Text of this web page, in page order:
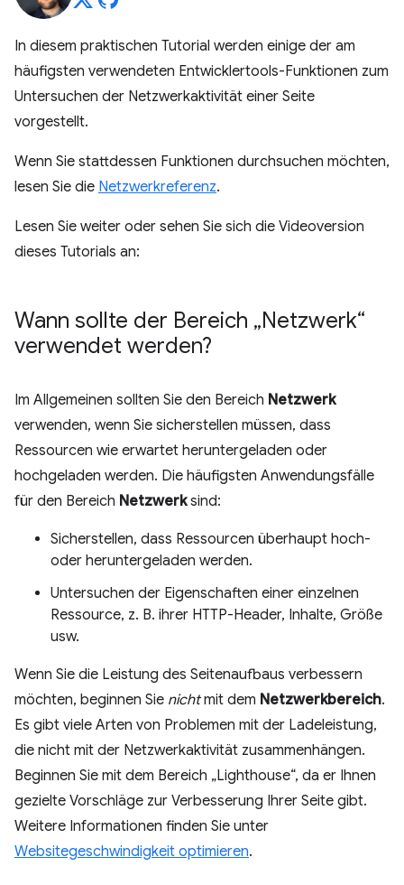
In diesem praktischen Tutorial werden einige der am
häufigsten verwendeten Entwicklertools-Funktionen zum
Untersuchen der Netzwerkaktivität einer Seite
vorgestellt.
Wenn Sie stattdessen Funktionen durchsuchen möchten,
lesen Sie die Netzwerkreferenz.
Lesen Sie weiter oder sehen Sie sich die Videoversion
dieses Tutorials an:
Wann sollte der Bereich „Netzwerk“
verwendet werden?
Im Allgemeinen sollten Sie den Bereich Netzwerk
verwenden, wenn Sie sicherstellen müssen, dass
Ressourcen wie erwartet heruntergeladen oder
hochgeladen werden. Die häufigsten Anwendungsfälle
für den Bereich Netzwerksind:
Sicherstellen, dass Ressourcen überhaupt hoch-
oder heruntergeladen werden.
Untersuchen der Eigenschaften einer einzelnen
Ressource, z. B. ihrer HTTP-Header, Inhalte, Größe
usw.
Wenn Sie die Leistung des Seitenaufbaus verbessern
möchten, beginnen Sie nichtmit dem Netzwerkbereich.
Es gibt viele Arten von Problemen mit der Ladeleistung,
die nicht mit der Netzwerkaktivität zusammenhängen.
Beginnen Sie mit dem Bereich „Lighthouse“, da er Ihnen
gezielte Vorschläge zur Verbesserung Ihrer Seite gibt.
Weitere Informationen finden Sie unter
Websitegeschwindigkeit optimieren.